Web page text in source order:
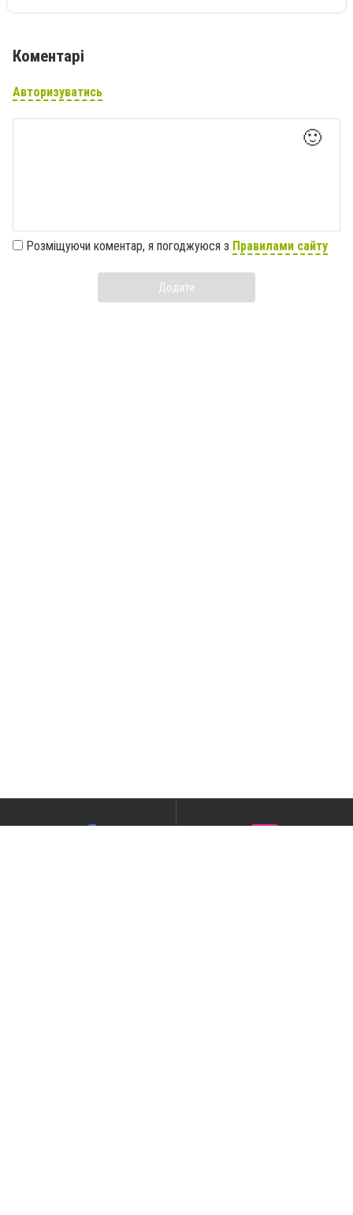
Коментарі
Авторизуватись
🙂
Розміщуючи коментар, я погоджуюся з Правилами сайту
Додати